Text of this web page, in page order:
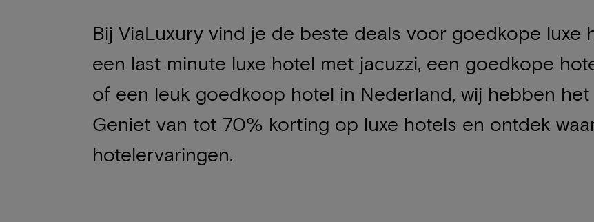
Bij ViaLuxury vind je de beste deals voor goedkope luxe
een last minute luxe hotel met jacuzzi, een goedkope
of een leuk goedkoop hotel in Nederland, wij hebben
Geniet van tot 70% korting op luxe hotels en ontdek
hotelervaringen.